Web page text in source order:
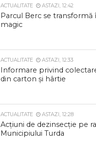
ACTUALITATE ASTAZI, 12:42
Parcul Berc se
magic
ACTUALITATE ASTAZI, 12:33
Informare privind
din carton și hârtie
ACTUALITATE ASTAZI, 12:28
Acțiuni de dezinsecție pe
Municipiului Turda